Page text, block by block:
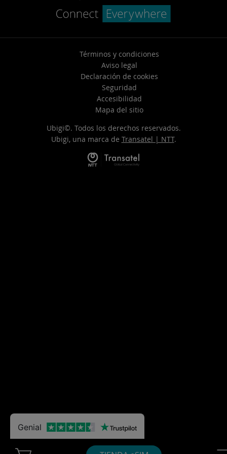
Términos y condiciones
Aviso legal
Declaración de cookies
Seguridad
Accesibilidad
Mapa del sitio
Ubigi©. Todos los derechos reservados.
Ubigi, una marca de Transatel | NTT.
Genial